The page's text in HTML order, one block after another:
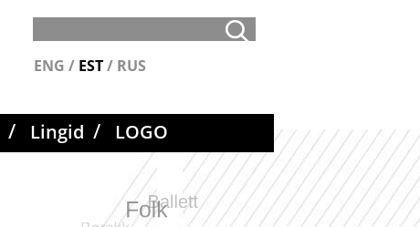
ENG / EST/ RUS
/ Lingid / LOGO